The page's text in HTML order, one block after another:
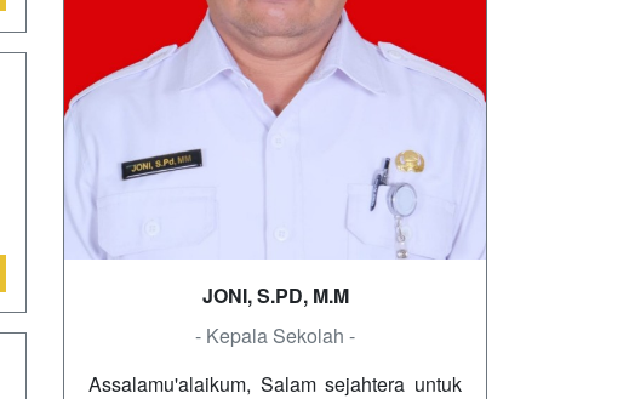
JONI, S.PD, M.M
- Kepala Sekolah -
Assalamu'alaikum, Salam sejahtera untuk